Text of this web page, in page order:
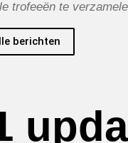
trofeeën te
berichten